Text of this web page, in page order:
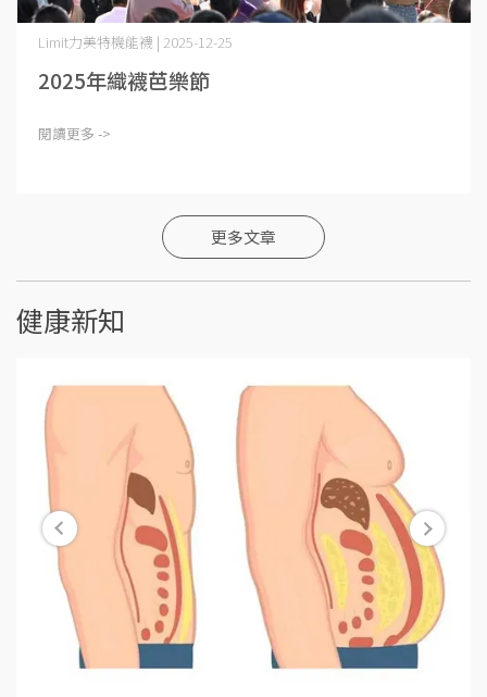
Limit力美特機能襪 | 2025-12-25
2025年織襪芭樂節
閱讀更多 ->
更多文章
健康新知